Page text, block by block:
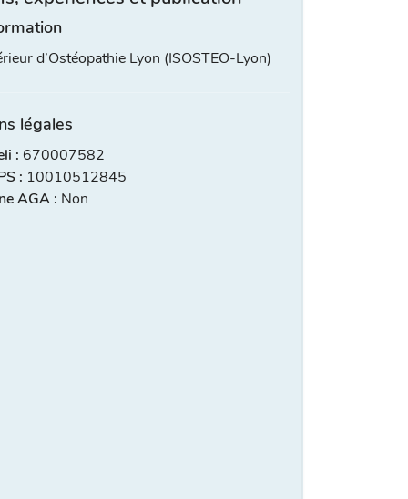
d’Ostéopathie Lyon (ISOSTEO-Lyon)
légales
: 670007582
: 10010512845
AGA : Non